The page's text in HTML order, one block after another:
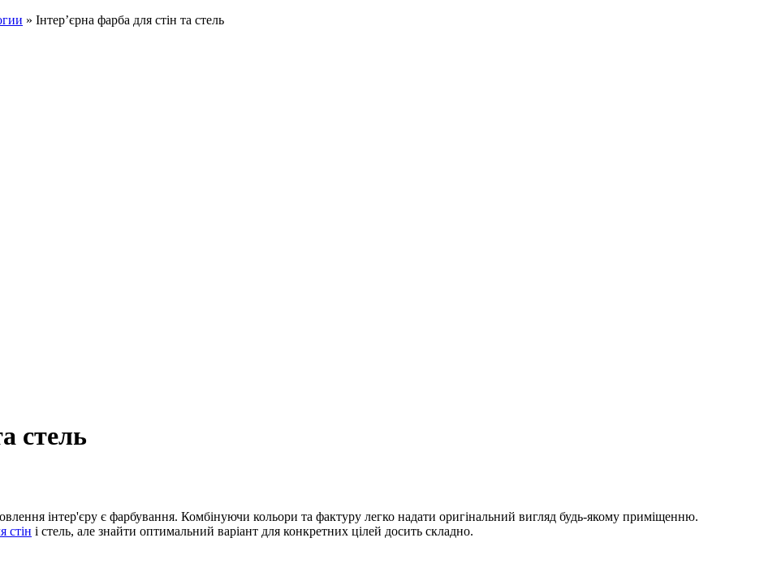
» Інтер’єрна фарба для стін та стель
стель
інтер'єру є фарбування. Комбінуючи кольори та фактуру легко надати оригінальний вигляд будь-якому приміщенню.
стін і стель, але знайти оптимальний варіант для конкретних цілей досить складно.